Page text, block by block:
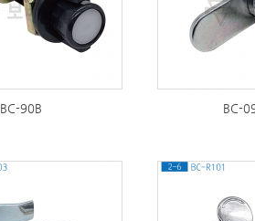
BC-90B BC-
284